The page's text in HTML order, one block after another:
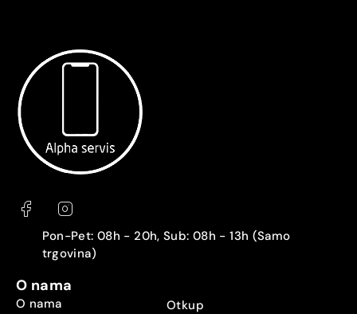
Pon-Pet: 08h - 20h, Sub: 08h - 13h (Samo
trgovina)
O nama
O nama
Otkup